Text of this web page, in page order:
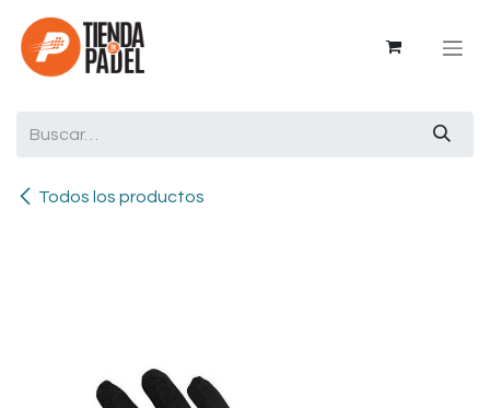
Ir al contenido
Todos los productos